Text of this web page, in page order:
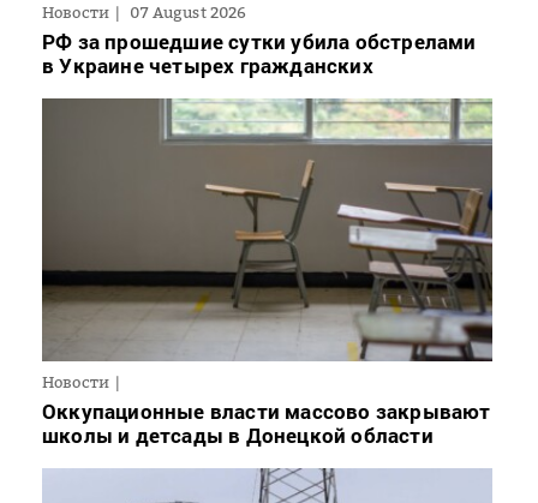
Новости 07 August 2026
РФ за прошедшие сутки убила обстрелами
в Украине четырех гражданских
Новости
Оккупационные власти массово закрывают
школы и детсады в Донецкой области